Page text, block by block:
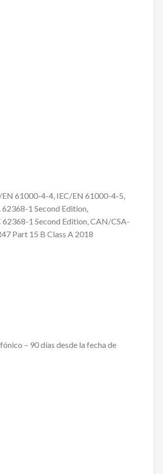
61000-4-4, IEC/EN 61000-4-5,
1 Second Edition,
1 Second Edition, CAN/CSA-
Part 15 B Class A 2018
– 90 días desde la fecha de